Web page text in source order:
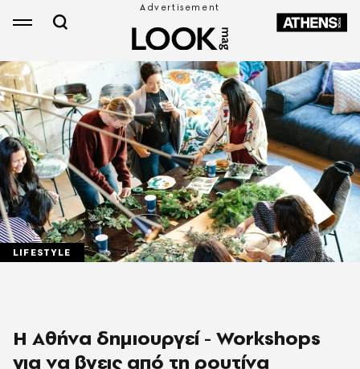
LIFESTYLE
Η Αθήνα δημιουργεί - Workshops
για να βγεις από τη ρουτίνα